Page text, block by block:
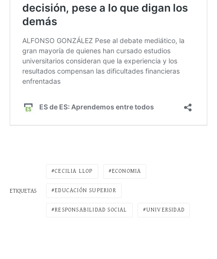
ETIQUETAS
CECILIA LLOP ECONOMIA
EDUCACIÓN SUPERIOR
RESPONSABILIDAD SOCIAL UNIVERSIDAD